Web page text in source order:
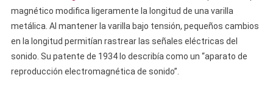
magnético modifica ligeramente la longitud de una varilla
metálica. Al mantener la varilla bajo tensión, pequeños cambios
en la longitud permitían rastrear las señales eléctricas del
sonido. Su patente de 1934 lo describía como un “aparato de
reproducción electromagnética de sonido”.